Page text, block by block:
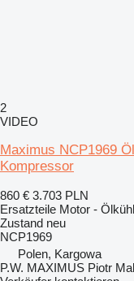
2
VIDEO
Maximus NCP1969
Kompressor
860 € 3.703 PLN
Ersatzteile Motor -
Zustand neu
NCP1969
Polen, Kargowa
P.W. MAXIMUS Piotr